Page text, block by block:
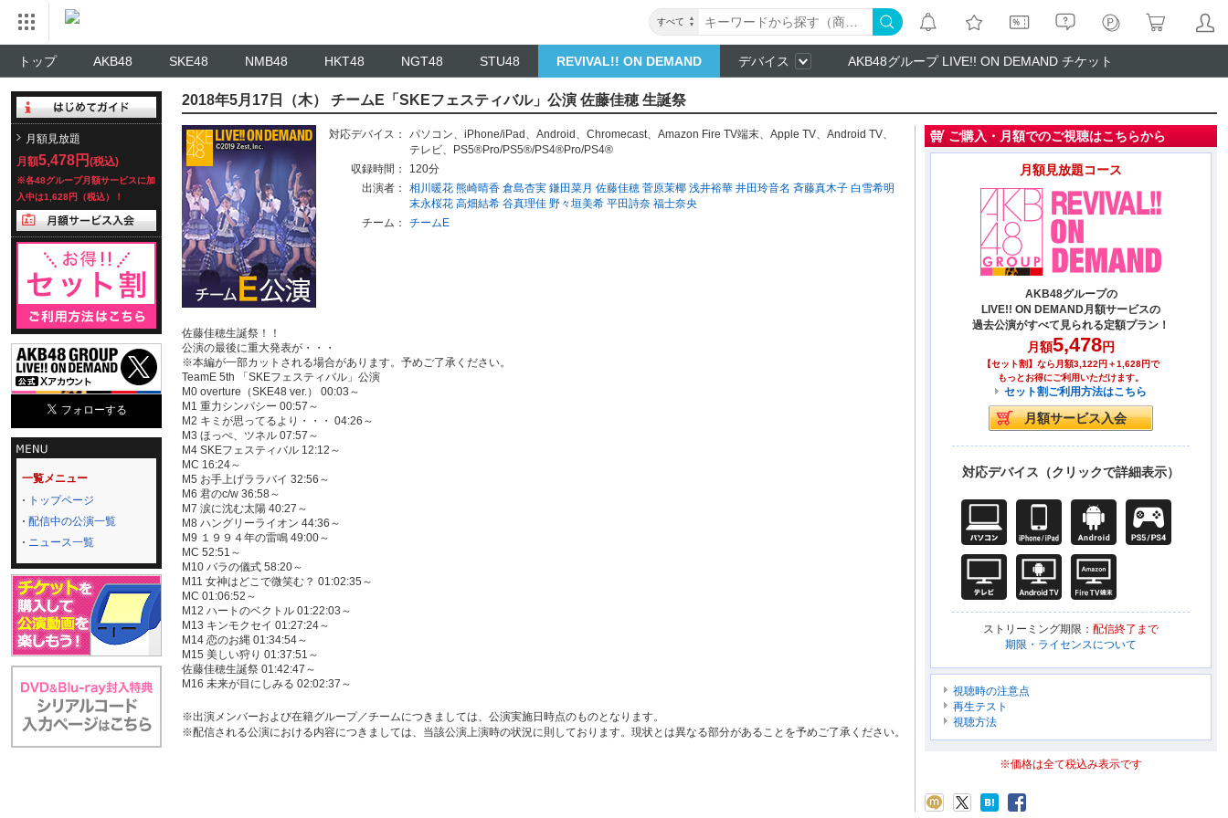
すべて
トップ AKB48 SKE48 NMB48 HKT48 NGT48 STU48 REVIVAL!! ON DEMAND デバイス AKB48グループ LIVE!! ON DEMAND チケット
月額見放題
月額5,478円 (税込)
※各48グループ月額サービスに加
入中は1,628円（税込）！
一覧メニュー
トップページ
配信中の公演一覧
ニュース一覧
2018年5月17日（木） チームE「SKEフェスティバル」公演 佐藤佳穂 生誕祭
対応デバイス： パソコン、 iPhone/iPad 、 Android 、 Chromecast、 Amazon Fire TV端末、 Apple TV、 Android TV、
テレビ、
PS5®Pro/PS5®/PS4®Pro/PS4®
収録時間：
120分
出演者：
相川暖花 熊崎晴香 倉島杏実 鎌田菜月 佐藤佳穂 菅原茉椰 浅井裕華 井田玲音名 斉藤真木子 白雪希明
末永桜花 高畑結希 谷真理佳 野々垣美希 平田詩奈 福士奈央
チーム：
チームE
佐藤佳穂生誕祭！！
公演の最後に重大発表が・・・
※本編が一部カットされる場合があります。予めご了承ください。
TeamE 5th 「SKEフェスティバル」公演
M0 overture（SKE48 ver.） 00:03～
M1 重力シンパシー 00:57～
M2 キミが思ってるより・・・ 04:26～
M3 ほっぺ、ツネル 07:57～
M4 SKEフェスティバル 12:12～
MC 16:24～
M5 お手上げララバイ 32:56～
M6 君のc/w 36:58～
M7 涙に沈む太陽 40:27～
M8 ハングリーライオン 44:36～
M9 １９９４年の雷鳴 49:00～
MC 52:51～
M10 バラの儀式 58:20～
M11 女神はどこで微笑む？ 01:02:35～
MC 01:06:52～
M12 ハートのベクトル 01:22:03～
M13 キンモクセイ 01:27:24～
M14 恋のお縄 01:34:54～
M15 美しい狩り 01:37:51～
佐藤佳穂生誕祭 01:42:47～
M16 未来が目にしみる 02:02:37～
※出演メンバーおよび在籍グループ／チームにつきましては、公演実施日時点のものとなります。
※配信される公演における内容につきましては、当該公演上演時の状況に則しております。現状とは異なる部分があることを予めご了承ください。
ご購入・月額でのご視聴はこちらから
月額見放題コース
AKB48グループの
LIVE!! ON DEMAND月額サービスの
過去公演がすべて見られる定額プラン！
月額5,478円
【セット割】なら月額3,122円＋1,628円で
もっとお得にご利用いただけます。
セット割ご利用方法はこちら
対応デバイス（クリックで詳細表示）
ストリーミング期限： 配信終了まで
期限・ライセンスについて
視聴時の注意点
再生テスト
視聴方法
※価格は全て税込み表示です